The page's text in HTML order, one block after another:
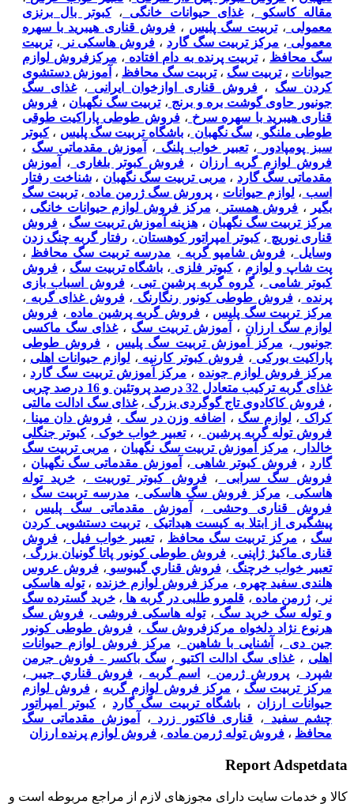
مقاله کاسکو
،غذای حیوانات خانگی ،کبوتر بال برنزی
معمولی ،تربیت سگ پلیس ،فروش قناری هیبرید با سهره
معمولی ، مرکز تربیت سگ گارد ، فروش هاسکی نر ،تربیت
سگ محافظ ،تربیت پرنده به دام افتاده ، مرکزفروش لوازم
حیوانات ،تربیت سگ ،تربیت سگ محافظ ، آموزش دستشوی
کردن سگ ،فروش قناری اوازخوان ایرانی ،غذای سگ
جونیور حاوی گوشت بره و برنج ،تربیت سگ نگهبان ، فروش
قناری هیبرید با سهره سرخ ،فروش طوطی پاراکیت طوقی
طوطی ملنگو ،سگ نگهبان ،باشگاه تربیت سگ پلیس ،کبوتر
سبز پومپادور
،تعبیر خواب پلنگ ، آموزش مقدماتی سگ ،
فروش لوازم گربه ارزان ،فروش کبوتر بلغاری ،
آموزش
مقدماتی سگ گارد ، مربی تربیت سگ نگهبان ،شناخت رفتار
اسب ، لوازم حیوانات ،پرورش سگ ژرمن ماده ،تربیت سگ
بگیر
، فروش همستر ، مرکز فروش لوازم حیوانات خانگی ،
مرکز تربیت سگ نگهبان ، هزینه آموزش تربیت سگ ، فروش
قناری نوریچ ،کبوتر امپراتور کوهستان ، رفتار گربه چنگ زدن
وسایل ،فروش شامپو گربه ، مدرسه تربیت سگ محافظ ،
پت شاپ و لوازم ،کبوتر فلزی ، باشگاه تربیت سگ ، فروش
کبوتر شامی ،گروه گربه پرشین تبی ،فروش اسباب بازی
پرنده ،فروش طوطی کونور رنگارنگ ،فروش غذای گربه ،
مرکز تربیت سگ پلیس ، فروش گربه پرشین ماده ، فروش
لوازم سگ ارزان ، آموزش تربیت سگ ،غذای سگ ماکسی
جونیور
، مرکز آموزش تربیت سگ پلیس ، فروش طوطی
پاراکیت بورکی ، فروش کبوتر کارنیه ، لوازم حیوانات اهلی ،
مرکز فروش لوازم جونده ، مرکز آموزش تربیت سگ گارد ،
غذای گربه ترکیب متعادل 32 درصد پروتئین و 16 درصد چربی
،فروش کاکادوی تاج گوگردی بزرگ ،غذای سگ ادالت مالتی
کراک ، لوازم سگ ، اضافه وزن در سگ ،فروش دان مینا ،
فروش توله گربه پرشین ، ،تعبیر خواب خوک ،کبوتر جنگلی
خالدار
، مرکز آموزش تربیت سگ نگهبان ، مربی تربیت سگ
گارد ،فروش کبوتر شاهی ، آموزش مقدماتی سگ نگهبان ،
فروش سگ سرابی
،فروش کبوتر توربیت ،خرید توله
هاسکی ، مرکز فروش سگ هاسکی ، مدرسه تربیت سگ ،
فروش قناری وحشی
، آموزش مقدماتی سگ پلیس ،
پیشگیری از ابتلا به کیست هیداتیک ،تربیت دستشویی کردن
سگ ، مرکز تربیت سگ محافظ ،تعبیر خواب فیل ، فروش
قناری ماکیژ ژاپنی ، فروش طوطی کونور پاتا گونیان بزرگ ،
تعبیر خواب خرچنگ ،فروش قناري گيبوسو ،فروش عروس
هلندی سفید چهره ، مرکز فروش لوازم خزنده ،توله هاسکی
نر ، ژرمن ماده ، قلمرو طلبی در گربه ها ،خرید گسترده سگ
و توله سگ خرید سگ ،توله هاسکی فروشی ، فروش سگ
هرنوع نژاد دلخواه مرکزفروش سگ ،فروش طوطی کونور
جین دی ، آشنایی با شاهین ، مرکز فروش لوازم حیوانات
اهلی ،غذای سگ ادالت اکتیو ، سگ باكسر - فروش جرمن
شپرد ، پرورش ژرمن ، اسم گربه ، فروش قناري جيبر
،
مرکز تربیت سگ ، مرکز فروش لوازم گربه ،فروش لوازم
حیوانات ارزان ،باشگاه تربیت سگ گارد ،کبوتر امپراتور
چشم سفید
، قناری فاکتور زرد ،
آموزش مقدماتی سگ
محافظ ، فروش توله ژرمن ماده ، فروش لوازم پرنده ارزان
Report Adspetdata
كالا و خدمات سایت دارای مجوزهای لازم از مراجع مربوطه است و